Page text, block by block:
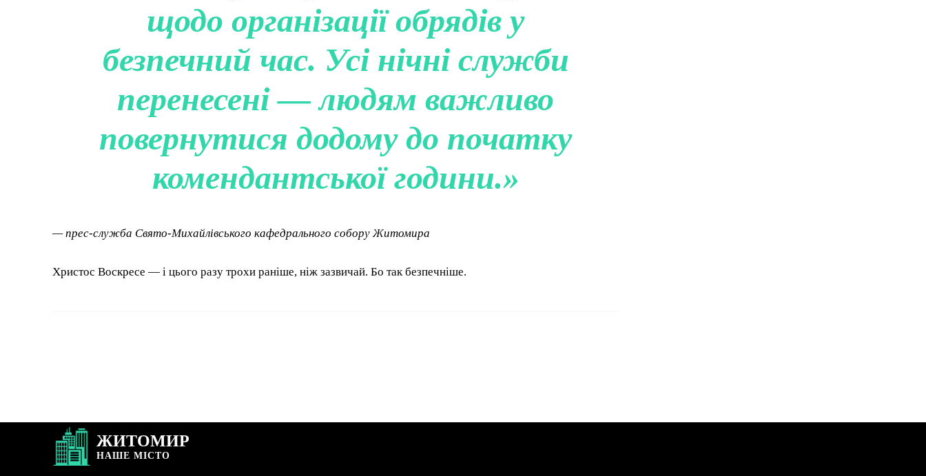
щодо організації обрядів у
безпечний час. Усі нічні служби
перенесені — людям важливо
повернутися додому до початку
комендантської години.»
— прес-служба Свято-Михайлівського кафедрального собору Житомира
Христос Воскресе — і цього разу трохи раніше, ніж зазвичай. Бо так безпечніше.
ЖИТОМИР
НАШЕ МІСТО